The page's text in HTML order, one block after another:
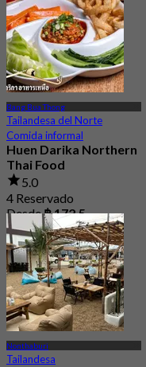
Bang Bua Thong
Tailandesa del Norte
Comida informal
Huen Darika Northern
Thai Food
5.0
4 Reservado
Desde฿ 172.5
Nonthaburi
Tailandesa